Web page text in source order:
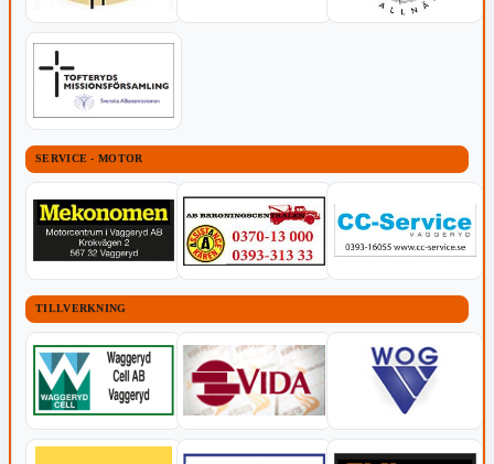
SERVICE - MOTOR
TILLVERKNING